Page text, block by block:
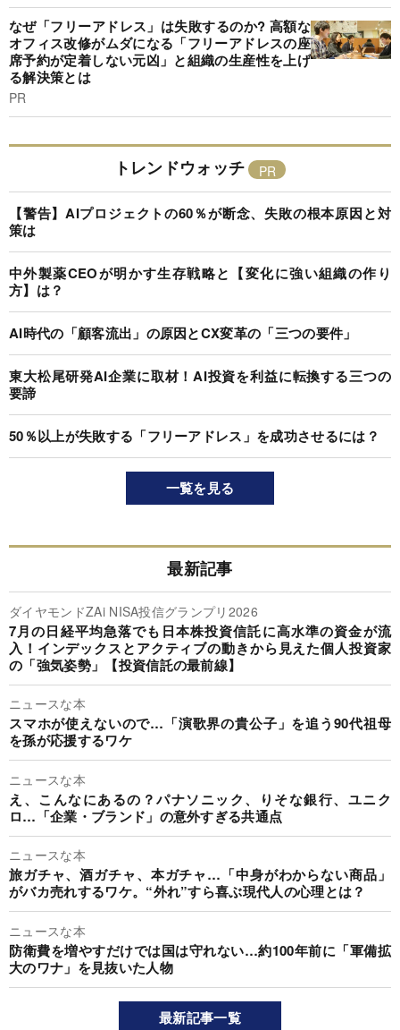
なぜ「フリーアドレス」は失敗するのか? 高額な
オフィス改修がムダになる「フリーアドレスの座
席予約が定着しない元凶」と組織の生産性を上げ
る解決策とは
PR
トレンドウォッチ
【警告】AIプロジェクトの60％が断念、失敗の根本原因と対
策は
中外製薬CEOが明かす生存戦略と【変化に強い組織の作り
方】は？
AI時代の「顧客流出」の原因とCX変革の「三つの要件」
東大松尾研発AI企業に取材！AI投資を利益に転換する三つの
要諦
50％以上が失敗する「フリーアドレス」を成功させるには？
一覧を見る
最新記事
ダイヤモンドZAi NISA投信グランプリ2026
7月の日経平均急落でも日本株投資信託に高水準の資金が流
入！インデックスとアクティブの動きから見えた個人投資家
の「強気姿勢」【投資信託の最前線】
ニュースな本
スマホが使えないので…「演歌界の貴公子」を追う90代祖母
を孫が応援するワケ
ニュースな本
え、こんなにあるの？パナソニック、りそな銀行、ユニク
ロ…「企業・ブランド」の意外すぎる共通点
ニュースな本
旅ガチャ、酒ガチャ、本ガチャ…「中身がわからない商品」
がバカ売れするワケ。“外れ”すら喜ぶ現代人の心理とは？
ニュースな本
防衛費を増やすだけでは国は守れない…約100年前に「軍備拡
大のワナ」を見抜いた人物
最新記事一覧